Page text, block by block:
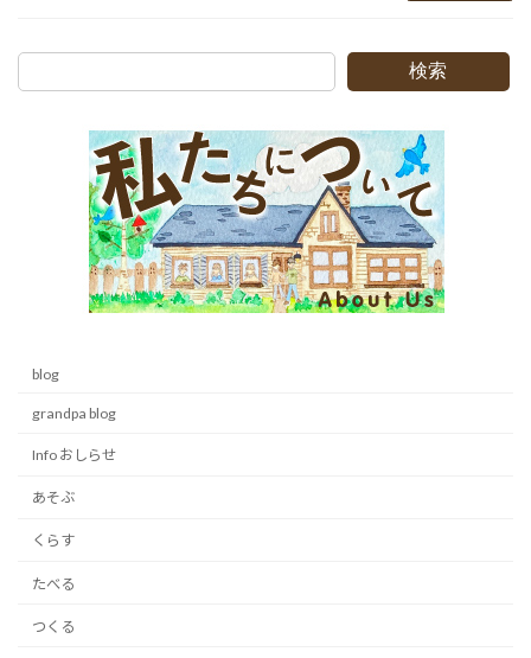
検索
blog
grandpa blog
Info おしらせ
あそぶ
くらす
たべる
つくる